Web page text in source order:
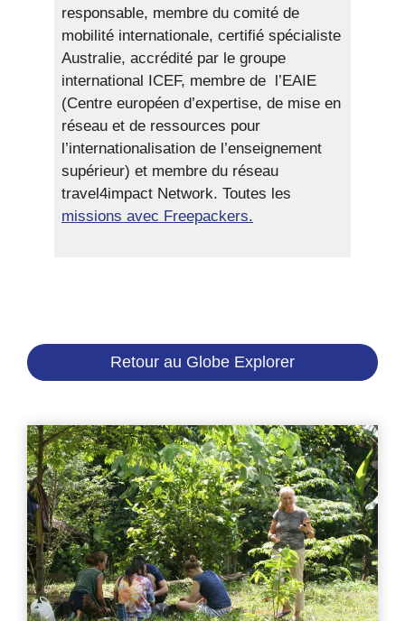
responsable, membre du comité de
mobilité internationale, certifié spécialiste
Australie, accrédité par le groupe
international ICEF, membre de l’EAIE
(Centre européen d’expertise, de mise en
réseau et de ressources pour
l’internationalisation de l’enseignement
supérieur) et membre du réseau
travel4impact Network. Toutes les
missions avec Freepackers.
Retour au Globe Explorer